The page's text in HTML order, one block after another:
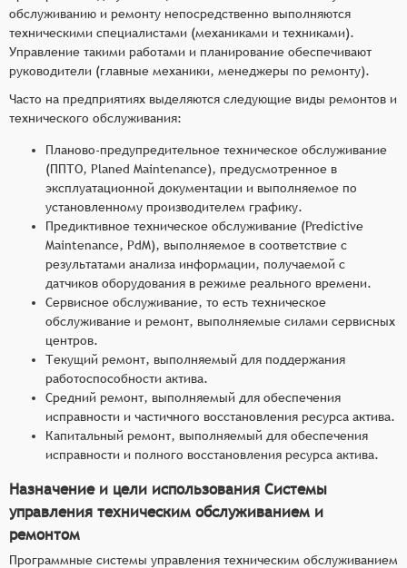
обслуживанию и ремонту непосредственно выполняются
техническими специалистами (механиками и техниками).
Управление такими работами и планирование обеспечивают
руководители (главные механики, менеджеры по ремонту).
Часто на предприятиях выделяются следующие виды ремонтов и
технического обслуживания:
Планово-предупредительное техническое обслуживание
(ППТО, Planed Maintenance), предусмотренное в
эксплуатационной документации и выполняемое по
установленному производителем графику.
Предиктивное техническое обслуживание (Predictive
Maintenance, PdM), выполняемое в соответствие с
результатами анализа информации, получаемой с
датчиков оборудования в режиме реального времени.
Сервисное обслуживание, то есть техническое
обслуживание и ремонт, выполняемые силами сервисных
центров.
Текущий ремонт, выполняемый для поддержания
работоспособности актива.
Средний ремонт, выполняемый для обеспечения
исправности и частичного восстановления ресурса актива.
Капитальный ремонт, выполняемый для обеспечения
исправности и полного восстановления ресурса актива.
Назначение и цели использования Системы
управления техническим обслуживанием и
ремонтом
Программные системы управления техническим обслуживанием